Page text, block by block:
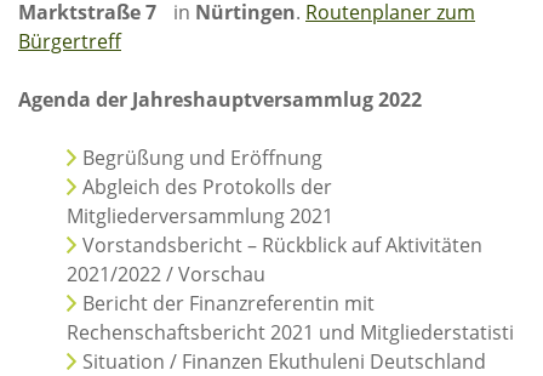
Mitgliedschaft
Spenden
Rechenschaftsberichte
EKUTHULENI ZIMBABWE
Ausbildung in Ekuthuleni
Berichte aus Gumtree
INFORMATIONEN
Marktstraße 7 in Nürtingen. Routenplaner zum
Bürgertreff
Agenda der Jahreshauptversammlug 2022
Begrüßung und Eröffnung
Abgleich des Protokolls der
Mitgliederversammlung 2021
Vorstandsbericht – Rückblick auf Aktivitäten
2021/2022 / Vorschau
Bericht der Finanzreferentin mit
Rechenschaftsbericht 2021 und Mitgliederstatisti
Situation / Finanzen Ekuthuleni Deutschland